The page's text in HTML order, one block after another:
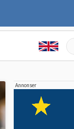
Annonser